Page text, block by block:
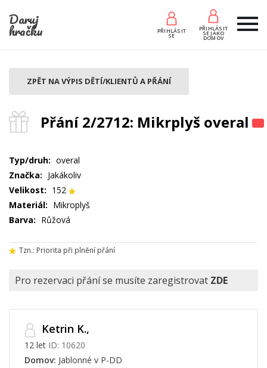
Daruj
hračku PŘIHLÁSIT
SE
PŘIHLÁSIT
SE JAKO
DOMOV
Přání 2/2712: Mikrplyš overal
ZPĚT NA VÝPIS DĚTÍ/KLIENTŮ A PŘÁNÍ
Typ/druh: overal
Značka: Jakákoliv
Velikost: 152
Materiál: Mikroplyš
Barva: Růžová
Tzn.: Priorita při plnění přání
Pro rezervaci přání se musíte zaregistrovat ZDE
Ketrin K.,
12 let ID: 10620
Domov: Jablonné v P-DD